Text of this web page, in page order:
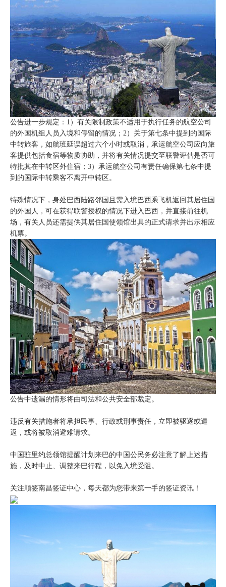
公告进一步规定：1）有关限制政策不适用于执行任务的航空公司
的外国机组人员入境和停留的情况；2）关于第七条中提到的国际
中转旅客，如航班延误超过六个小时或取消，承运航空公司应向旅
客提供包括食宿等物质协助，并将有关情况提交至联警评估是否可
特批其在中转区外住宿；3）承运航空公司有责任确保第七条中提
到的国际中转乘客不离开中转区。
特殊情况下，身处巴西陆路邻国且需入境巴西乘飞机返回其居住国
的外国人，可在获得联警授权的情况下进入巴西，并直接前往机
场，有关人员还需提供其居住国使领馆出具的正式请求并出示相应
机票。
公告中遗漏的情形将由司法和公共安全部裁定。
违反有关措施者将承担民事、行政或刑事责任，立即被驱逐或遣
返，或将被取消避难请求。
中国驻里约总领馆提醒计划来巴的中国公民务必注意了解上述措
施，及时中止、调整来巴行程，以免入境受阻。
关注顺签南昌签证中心，每天都为您带来第一手的签证资讯！